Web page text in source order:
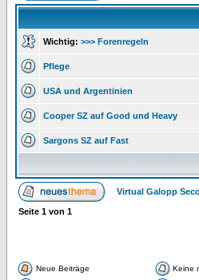
Wichtig: >>> Forenregeln
Pflege
USA und Argentinien
Cooper SZ auf Good und Heavy
Sargons SZ auf Fast
Virtual Galopp
Seite 1 von 1
Neue Beiträge Keine